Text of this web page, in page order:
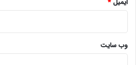
ایمیل*
وب‌ سایت